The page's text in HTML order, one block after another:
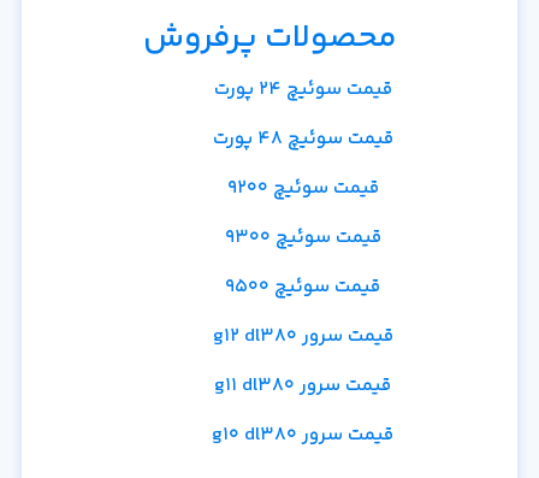
محصولات پرفروش
قیمت سوئیچ 24 پورت
قیمت سوئیچ 48 پورت
قیمت سوئیچ 9200
قیمت سوئیچ 9300
قیمت سوئیچ 9500
قیمت سرور g12 dl380
قیمت سرور g11 dl380
قیمت سرور g10 dl380